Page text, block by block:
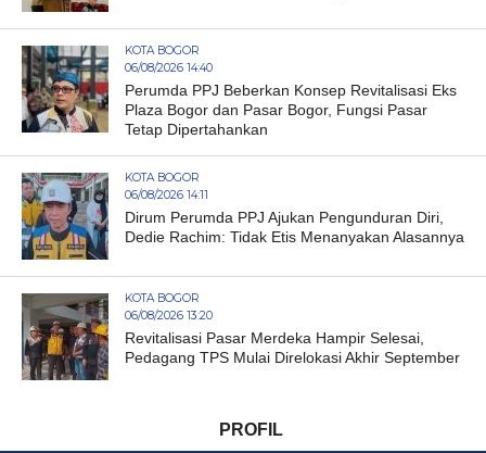
KOTA BOGOR
06/08/2026 14:40
Perumda PPJ Beberkan Konsep Revitalisasi Eks
Plaza Bogor dan Pasar Bogor, Fungsi Pasar
Tetap Dipertahankan
KOTA BOGOR
06/08/2026 14:11
Dirum Perumda PPJ Ajukan Pengunduran Diri,
Dedie Rachim: Tidak Etis Menanyakan Alasannya
KOTA BOGOR
06/08/2026 13:20
Revitalisasi Pasar Merdeka Hampir Selesai,
Pedagang TPS Mulai Direlokasi Akhir September
PROFIL